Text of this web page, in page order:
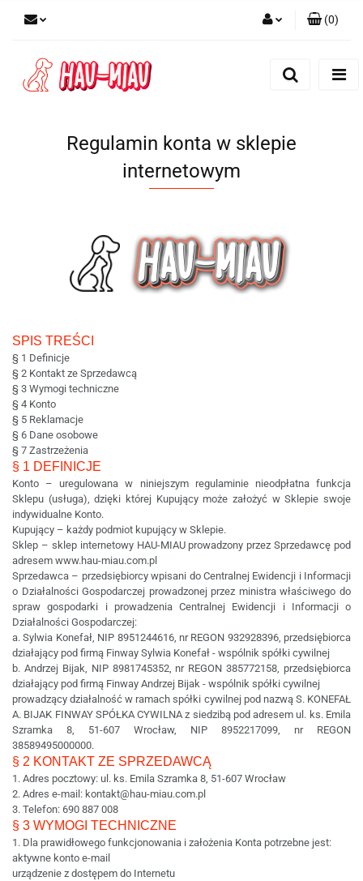
(0)
Regulamin konta w sklepie
internetowym
SPIS TREŚCI
§ 1 Definicje
§ 2 Kontakt ze Sprzedawcą
§ 3 Wymogi techniczne
§ 4 Konto
§ 5 Reklamacje
§ 6 Dane osobowe
§ 7 Zastrzeżenia
§ 1 DEFINICJE
Konto – uregulowana w niniejszym regulaminie nieodpłatna funkcja
Sklepu (usługa), dzięki której Kupujący może założyć w Sklepie swoje
indywidualne Konto.
Kupujący – każdy podmiot kupujący w Sklepie.
Sklep – sklep internetowy HAU-MIAU prowadzony przez Sprzedawcę pod
adresem www.hau-miau.com.pl
Sprzedawca – przedsiębiorcy wpisani do Centralnej Ewidencji i Informacji
o Działalności Gospodarczej prowadzonej przez ministra właściwego do
spraw gospodarki i prowadzenia Centralnej Ewidencji i Informacji o
Działalności Gospodarczej:
a. Sylwia Konefał, NIP 8951244616, nr REGON 932928396, przedsiębiorca
działający pod firmą Finway Sylwia Konefał - wspólnik spółki cywilnej
b. Andrzej Bijak, NIP 8981745352, nr REGON 385772158, przedsiębiorca
działający pod firmą Finway Andrzej Bijak - wspólnik spółki cywilnej
prowadzący działalność w ramach spółki cywilnej pod nazwą S. KONEFAŁ
A. BIJAK FINWAY SPÓŁKA CYWILNA z siedzibą pod adresem ul. ks. Emila
Szramka 8, 51-607 Wrocław, NIP 8952217099, nr REGON
38589495000000.
§ 2 KONTAKT ZE SPRZEDAWCĄ
1. Adres pocztowy: ul. ks. Emila Szramka 8, 51-607 Wrocław
2. Adres e-mail: kontakt@hau-miau.com.pl
3. Telefon: 690 887 008
§ 3 WYMOGI TECHNICZNE
1. Dla prawidłowego funkcjonowania i założenia Konta potrzebne jest:
aktywne konto e-mail
urządzenie z dostępem do Internetu